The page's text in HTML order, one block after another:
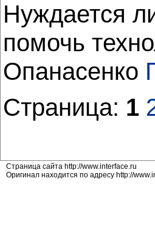
Нуждается
помочь
Опанасенко
Страница: 1
Страница сайта http://www.interface.ru
Оригинал находится по адресу http://